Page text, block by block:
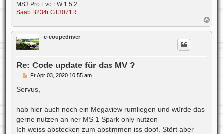
MS3 Pro Evo FW 1.5.2
Saab B234r GT3071R
a
c
c-coupedriver
Re: Code update für das MV ?
B
i
a
g
Fr Apr 03, 2020 10:55 am
Servus,
hab hier auch noch ein Megaview rumliegen und würde das
gerne nutzen an ner MS 1 Spark only nutzen
Ich weiss abstecken zum abstimmen iss doof. Stört aber